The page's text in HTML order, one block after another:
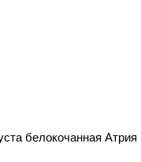
белокочанная